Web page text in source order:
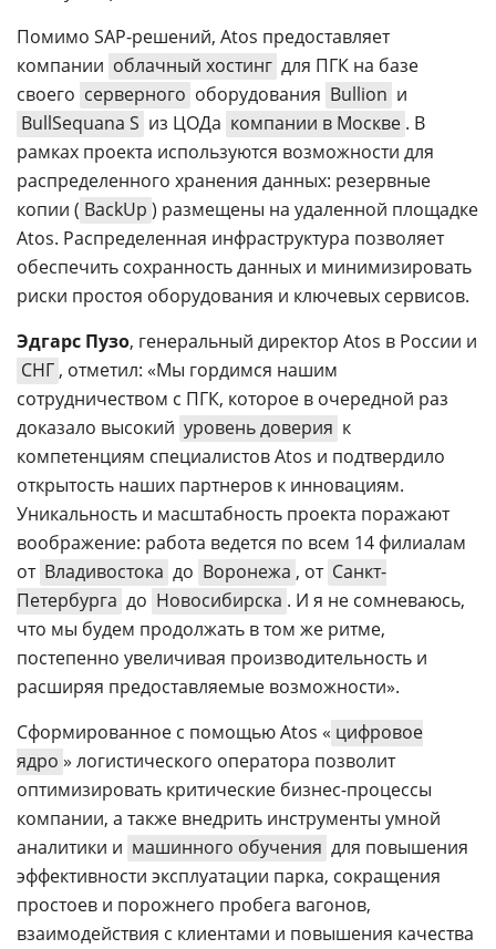
Помимо SAP-решений, Atos предоставляет
компании облачный хостинг для ПГК на базе
своего серверного оборудования Bullion и
BullSequana S из ЦОДа компании в Москве . В
рамках проекта используются возможности для
распределенного хранения данных: резервные
копии ( BackUp ) размещены на удаленной площадке
Atos. Распределенная инфраструктура позволяет
обеспечить сохранность данных и минимизировать
риски простоя оборудования и ключевых сервисов.
Эдгарс Пузо, генеральный директор Atos в России и
СНГ , отметил: «Мы гордимся нашим
сотрудничеством с ПГК, которое в очередной раз
доказало высокий уровень доверия к
компетенциям специалистов Atos и подтвердило
открытость наших партнеров к инновациям.
Уникальность и масштабность проекта поражают
воображение: работа ведется по всем 14 филиалам
от Владивостока до Воронежа , от Санкт-
Петербурга до Новосибирска . И я не сомневаюсь,
что мы будем продолжать в том же ритме,
постепенно увеличивая производительность и
расширяя предоставляемые возможности».
Сформированное с помощью Atos « цифровое
ядро » логистического оператора позволит
оптимизировать критические бизнес-процессы
компании, а также внедрить инструменты умной
аналитики и машинного обучения для повышения
эффективности эксплуатации парка, сокращения
простоев и порожнего пробега вагонов,
взаимодействия с клиентами и повышения качества